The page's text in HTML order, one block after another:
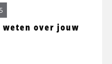
over jouw